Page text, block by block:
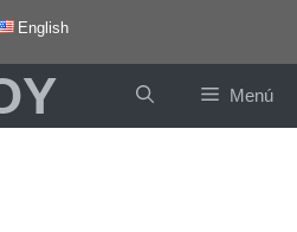
English
Menú